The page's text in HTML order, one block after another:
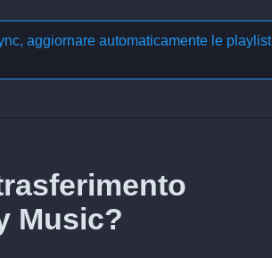
aggiornare automaticamente le playlist
Music?